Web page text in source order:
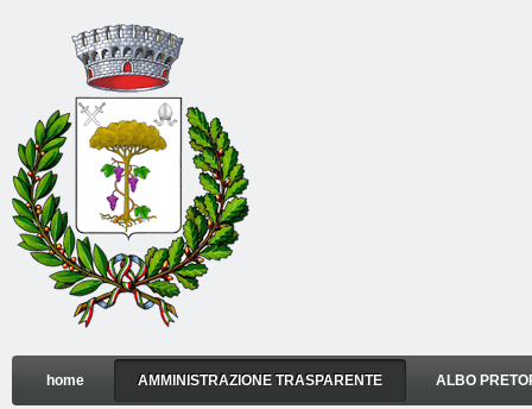
Skip to Content
BILANCI
Navigation
home AMMINISTRAZIONE TRASPARENTE ALBO